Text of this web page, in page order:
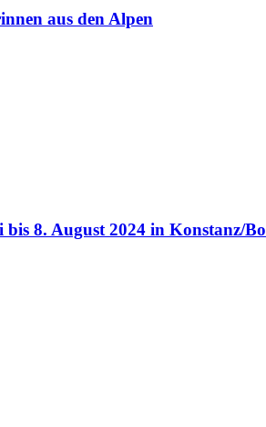
aus den Alpen
8. August 2024 in Konstanz/